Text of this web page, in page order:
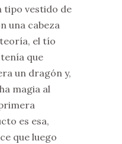
tipo vestido de
una cabeza
el tío
que
un dragón y,
magia al
es esa,
que luego